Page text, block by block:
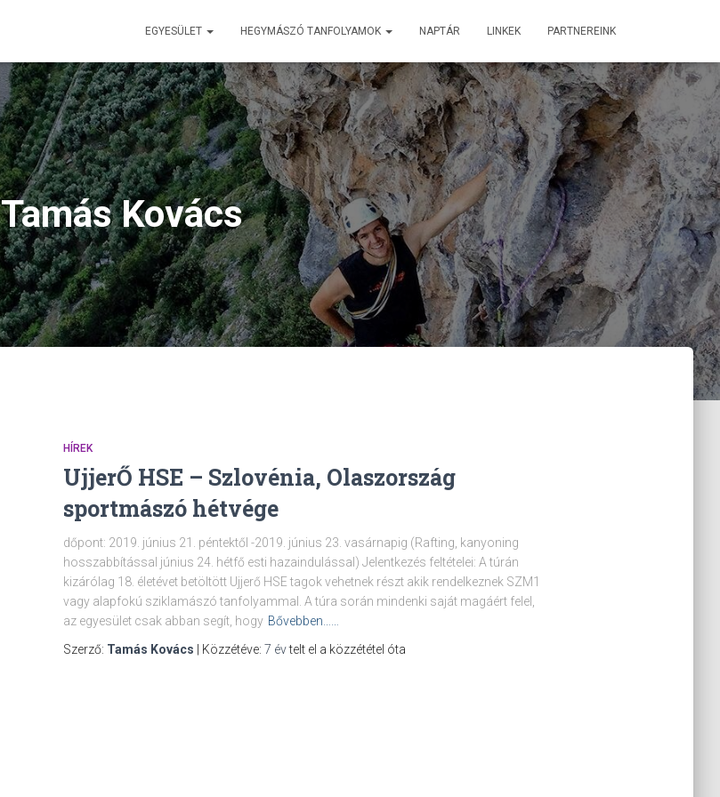
EGYESÜLET HEGYMÁSZÓ TANFOLYAMOK NAPTÁR LINKEK PARTNEREINK
Tamás Kovács
HÍREK
UjjerŐ HSE – Szlovénia, Olaszország
sportmászó hétvége
dőpont: 2019. június 21. péntektől -2019. június 23. vasárnapig (Rafting, kanyoning
hosszabbítással június 24. hétfő esti hazaindulással) Jelentkezés feltételei: A túrán
kizárólag 18. életévet betöltött Ujjerő HSE tagok vehetnek részt akik rendelkeznek SZM1
vagy alapfokú sziklamászó tanfolyammal. A túra során mindenki saját magáért felel,
az egyesület csak abban segít, hogy Bővebben……
Szerző: Tamás Kovács | Közzétéve: 7 évtelt el a közzététel óta